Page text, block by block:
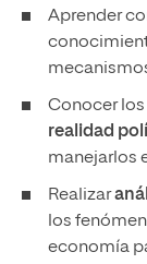
Aprender
Conocer
realidad
manejarlos
Realizar
los
economía